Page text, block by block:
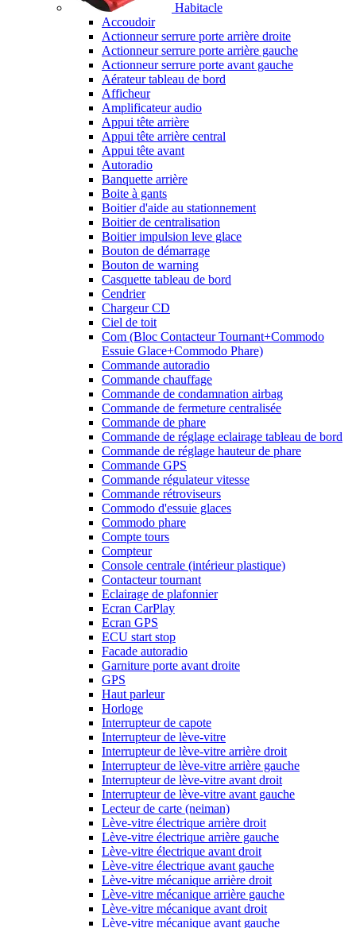
Habitacle
Accoudoir
Actionneur serrure porte arrière droite
Actionneur serrure porte arrière gauche
Actionneur serrure porte avant gauche
Aérateur tableau de bord
Afficheur
Amplificateur audio
Appui tête arrière
Appui tête arrière central
Appui tête avant
Autoradio
Banquette arrière
Boite à gants
Boitier d'aide au stationnement
Boitier de centralisation
Boitier impulsion leve glace
Bouton de démarrage
Bouton de warning
Casquette tableau de bord
Cendrier
Chargeur CD
Ciel de toit
Com (Bloc Contacteur Tournant+Commodo
Essuie Glace+Commodo Phare)
Commande autoradio
Commande chauffage
Commande de condamnation airbag
Commande de fermeture centralisée
Commande de phare
Commande de réglage eclairage tableau de bord
Commande de réglage hauteur de phare
Commande GPS
Commande régulateur vitesse
Commande rétroviseurs
Commodo d'essuie glaces
Commodo phare
Compte tours
Compteur
Console centrale (intérieur plastique)
Contacteur tournant
Eclairage de plafonnier
Ecran CarPlay
Ecran GPS
ECU start stop
Facade autoradio
Garniture porte avant droite
GPS
Haut parleur
Horloge
Interrupteur de capote
Interrupteur de lève-vitre
Interrupteur de lève-vitre arrière droit
Interrupteur de lève-vitre arrière gauche
Interrupteur de lève-vitre avant droit
Interrupteur de lève-vitre avant gauche
Lecteur de carte (neiman)
Lève-vitre électrique arrière droit
Lève-vitre électrique arrière gauche
Lève-vitre électrique avant droit
Lève-vitre électrique avant gauche
Lève-vitre mécanique arrière droit
Lève-vitre mécanique arrière gauche
Lève-vitre mécanique avant droit
Lève-vitre mécanique avant gauche